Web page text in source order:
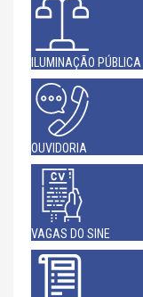
ILUMINAÇÃO PÚBLICA
OUVIDORIA
VAGAS DO SINE